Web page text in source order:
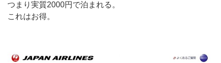
つまり実質2000円で泊まれる。
これはお得。